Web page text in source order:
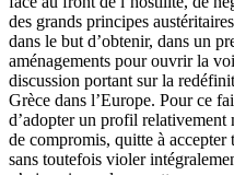
des grands principes
dans le but d’obtenir, dans un
aménagements pour ouvrir la
discussion portant sur la
Grèce dans l’Europe. Pour ce
d’adopter un profil relativement
de compromis, quitte à accepter
sans toutefois violer